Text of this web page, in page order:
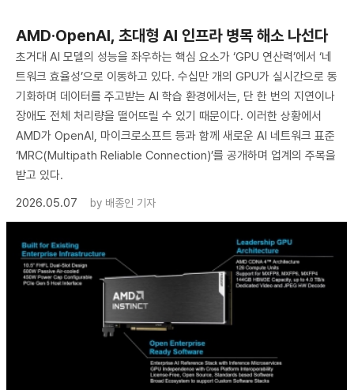
AMD·OpenAI, 초대형 AI 인프라 병목 해소 나선다
초거대 AI 모델의 성능을 좌우하는 핵심 요소가 ‘GPU 연산력’에서 ‘네
트워크 효율성’으로 이동하고 있다. 수십만 개의 GPU가 실시간으로 동
기화하며 데이터를 주고받는 AI 학습 환경에서는, 단 한 번의 지연이나
장애도 전체 처리량을 떨어뜨릴 수 있기 때문이다. 이러한 상황에서
AMD가 OpenAI, 마이크로소프트 등과 함께 새로운 AI 네트워크 표준
‘MRC(Multipath Reliable Connection)’를 공개하며 업계의 주목을
받고 있다.
2026.05.07
by 배종인 기자